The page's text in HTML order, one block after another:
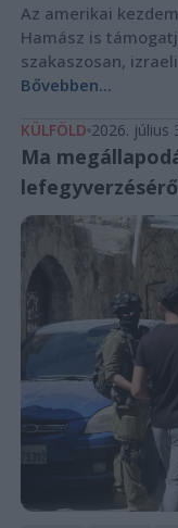
Az amerikai
Hamász is
szakaszosan,
Bővebben...
KÜLFÖLD 2026. július
Ma